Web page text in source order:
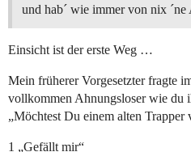
und hab´ wie immer von nix ´ne
Einsicht ist der erste Weg …
Mein früherer Vorgesetzter fragte
vollkommen Ahnungsloser wie du
„Möchtest Du einem alten Trapper
1 „Gefällt mir“